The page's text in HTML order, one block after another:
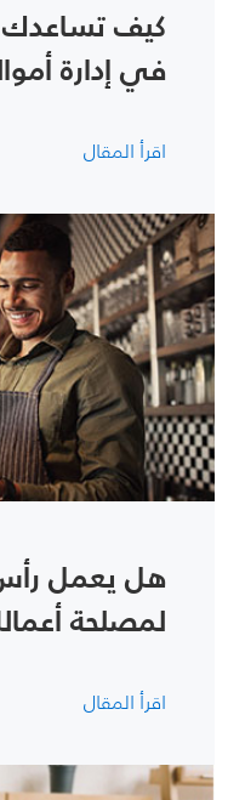
كيف تساعدك
في إدارة
اقرأ المقال
هل يعمل
لمصلحة
اقرأ المقال